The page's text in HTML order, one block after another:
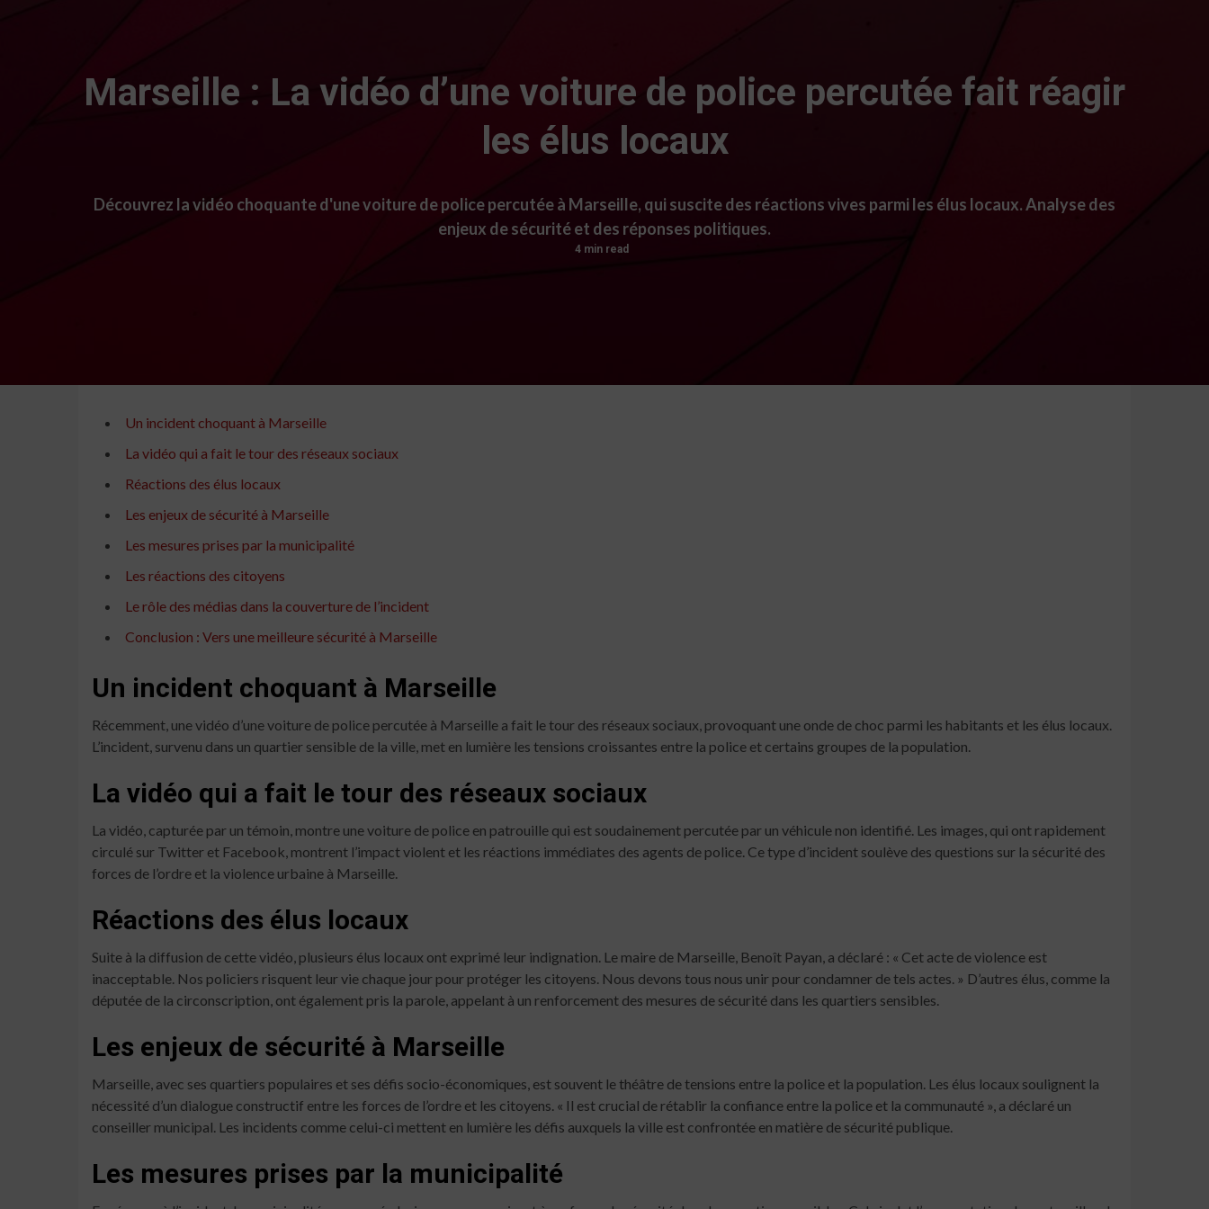
Marseille : La vidéo d’une voiture de police percutée fait réagir
les élus locaux
Découvrez la vidéo choquante d'une voiture de police percutée à Marseille, qui suscite des réactions vives parmi les élus locaux. Analyse des
enjeux de sécurité et des réponses politiques.
4 min read
Un incident choquant à Marseille
La vidéo qui a fait le tour des réseaux sociaux
Réactions des élus locaux
Les enjeux de sécurité à Marseille
Les mesures prises par la municipalité
Les réactions des citoyens
Le rôle des médias dans la couverture de l’incident
Conclusion : Vers une meilleure sécurité à Marseille
Un incident choquant à Marseille
Récemment, une vidéo d’une voiture de police percutée à Marseille a fait le tour des réseaux sociaux, provoquant une onde de choc parmi les habitants et les élus locaux.
L’incident, survenu dans un quartier sensible de la ville, met en lumière les tensions croissantes entre la police et certains groupes de la population.
La vidéo qui a fait le tour des réseaux sociaux
La vidéo, capturée par un témoin, montre une voiture de police en patrouille qui est soudainement percutée par un véhicule non identifié. Les images, qui ont rapidement
circulé sur Twitter et Facebook, montrent l’impact violent et les réactions immédiates des agents de police. Ce type d’incident soulève des questions sur la sécurité des
forces de l’ordre et la violence urbaine à Marseille.
Réactions des élus locaux
Suite à la diffusion de cette vidéo, plusieurs élus locaux ont exprimé leur indignation. Le maire de Marseille, Benoît Payan, a déclaré : « Cet acte de violence est
inacceptable. Nos policiers risquent leur vie chaque jour pour protéger les citoyens. Nous devons tous nous unir pour condamner de tels actes. » D’autres élus, comme la
députée de la circonscription, ont également pris la parole, appelant à un renforcement des mesures de sécurité dans les quartiers sensibles.
Les enjeux de sécurité à Marseille
Marseille, avec ses quartiers populaires et ses défis socio-économiques, est souvent le théâtre de tensions entre la police et la population. Les élus locaux soulignent la
nécessité d’un dialogue constructif entre les forces de l’ordre et les citoyens. « Il est crucial de rétablir la confiance entre la police et la communauté », a déclaré un
conseiller municipal. Les incidents comme celui-ci mettent en lumière les défis auxquels la ville est confrontée en matière de sécurité publique.
Les mesures prises par la municipalité